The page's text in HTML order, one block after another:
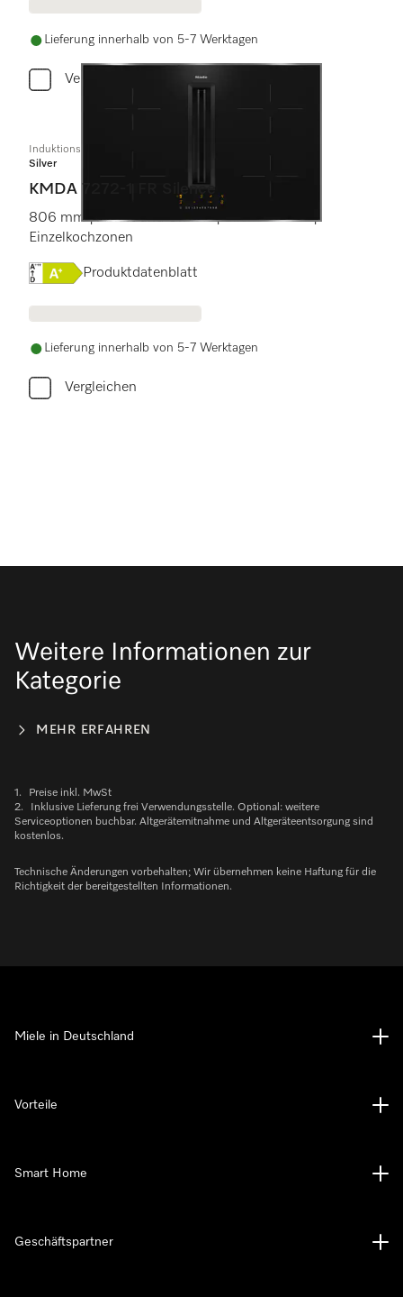
Lieferung innerhalb von 5-7 Werktagen
Vergleichen
Induktionskochfeld mit integriertem Dunstabzug
Silver
KMDA 7272-1 FR Silence
806 mm | Abluft und Umluft | SilenceMotor |
Einzelkochzonen
Onlinelabel Image, Energielabel
Produktdatenblatt
Lieferung innerhalb von 5-7 Werktagen
Vergleichen
Weitere Informationen zur
Kategorie
MEHR ERFAHREN
1.
Preise inkl. MwSt
2.
Inklusive Lieferung frei Verwendungsstelle. Optional: weitere
Serviceoptionen buchbar. Altgerätemitnahme und Altgeräteentsorgung sind
kostenlos.
Technische Änderungen vorbehalten; Wir übernehmen keine Haftung für die
Richtigkeit der bereitgestellten Informationen.
Miele in Deutschland
Vorteile
Smart Home
Geschäftspartner